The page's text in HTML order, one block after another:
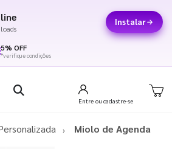
Instalar
5% OFF
*verifique condições
Entre ou cadastre-se
Miolo de Agenda